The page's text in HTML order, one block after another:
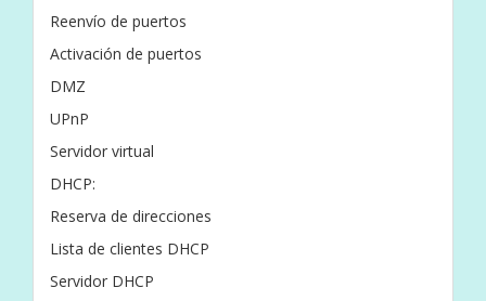
Reenvío de puertos
Activación de puertos
DMZ
UPnP
Servidor virtual
DHCP:
Reserva de direcciones
Lista de clientes DHCP
Servidor DHCP